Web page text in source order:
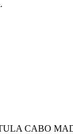
CABO